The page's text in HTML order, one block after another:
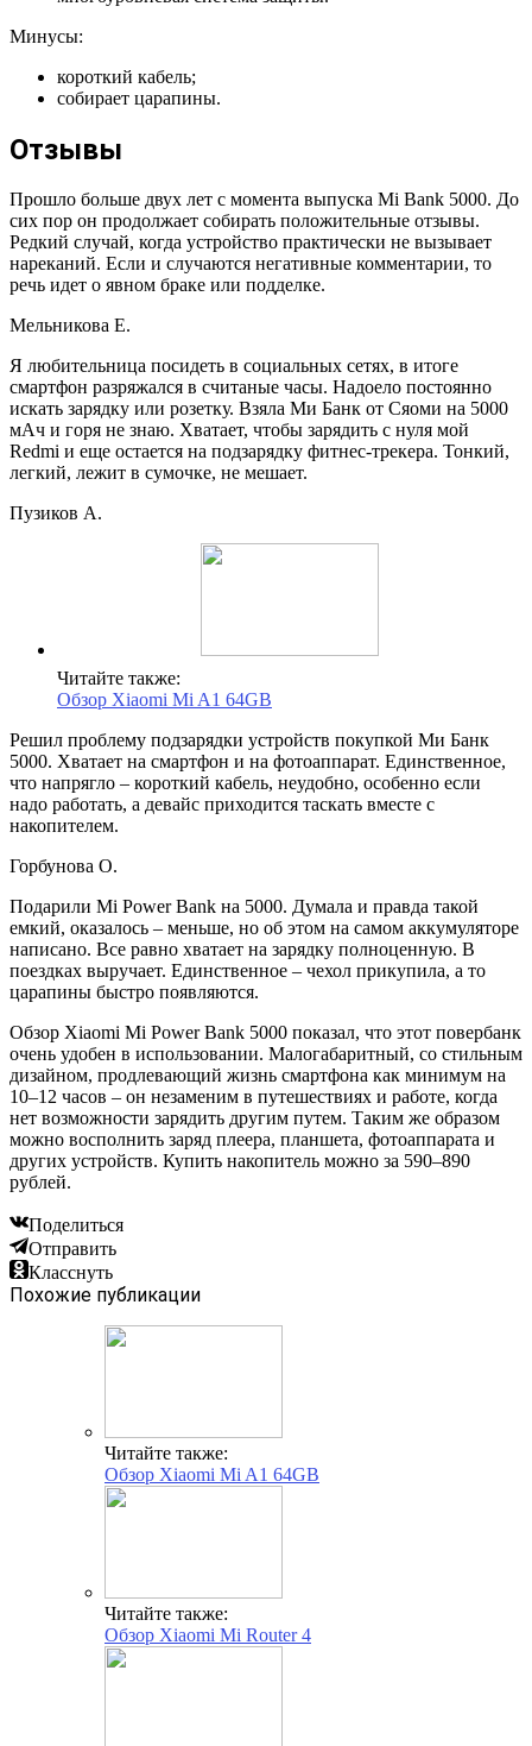
Минусы:
короткий кабель;
собирает царапины.
Отзывы
Прошло больше двух лет с момента выпуска Mi Bank 5000. До
сих пор он продолжает собирать положительные отзывы.
Редкий случай, когда устройство практически не вызывает
нареканий. Если и случаются негативные комментарии, то
речь идет о явном браке или подделке.
Мельникова Е.
Я любительница посидеть в социальных сетях, в итоге
смартфон разряжался в считаные часы. Надоело постоянно
искать зарядку или розетку. Взяла Ми Банк от Сяоми на 5000
мАч и горя не знаю. Хватает, чтобы зарядить с нуля мой
Redmi и еще остается на подзарядку фитнес-трекера. Тонкий,
легкий, лежит в сумочке, не мешает.
Пузиков А.
Читайте также:
Обзор Xiaomi Mi A1 64GB
Решил проблему подзарядки устройств покупкой Ми Банк
5000. Хватает на смартфон и на фотоаппарат. Единственное,
что напрягло – короткий кабель, неудобно, особенно если
надо работать, а девайс приходится таскать вместе с
накопителем.
Горбунова О.
Подарили Mi Power Bank на 5000. Думала и правда такой
емкий, оказалось – меньше, но об этом на самом аккумуляторе
написано. Все равно хватает на зарядку полноценную. В
поездках выручает. Единственное – чехол прикупила, а то
царапины быстро появляются.
Обзор Xiaomi Mi Power Bank 5000 показал, что этот повербанк
очень удобен в использовании. Малогабаритный, со стильным
дизайном, продлевающий жизнь смартфона как минимум на
10–12 часов – он незаменим в путешествиях и работе, когда
нет возможности зарядить другим путем. Таким же образом
можно восполнить заряд плеера, планшета, фотоаппарата и
других устройств. Купить накопитель можно за 590–890
рублей.
Поделиться
Отправить
Класснуть
Похожие публикации
Читайте также:
Обзор Xiaomi Mi A1 64GB
Читайте также:
Обзор Xiaomi Mi Router 4